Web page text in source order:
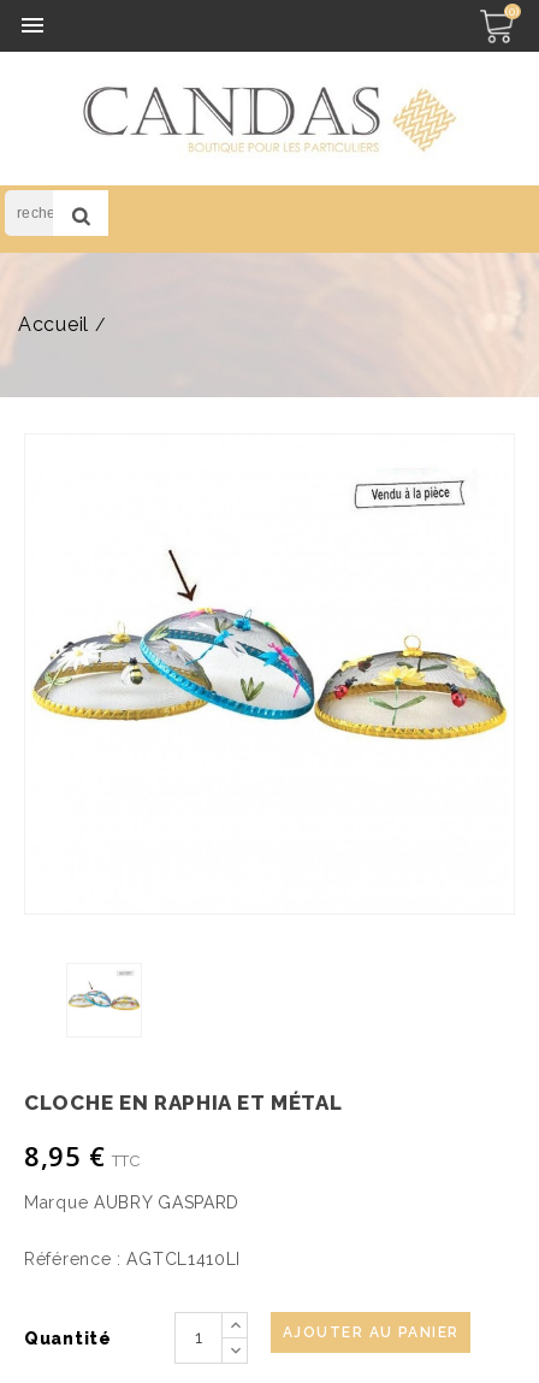
 (0)
Accueil
CLOCHE EN RAPHIA ET MÉTAL
8,95 € TTC
Marque AUBRY GASPARD
Référence : AGTCL1410LI
Quantité AJOUTER AU PANIER